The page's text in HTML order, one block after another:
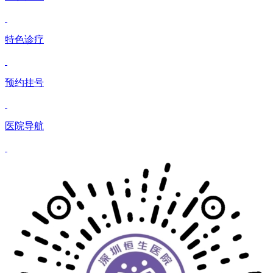
特色诊疗
预约挂号
医院导航